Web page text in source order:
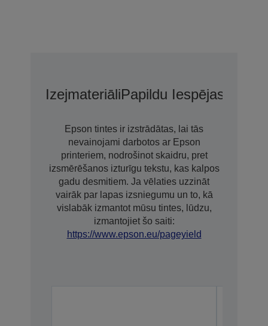
IzejmateriāliPapildu Iespējas
Epson tintes ir izstrādātas, lai tās
nevainojami darbotos ar Epson
printeriem, nodrošinot skaidru, pret
izsmērēšanos izturīgu tekstu, kas kalpos
gadu desmitiem. Ja vēlaties uzzināt
vairāk par lapas izsniegumu un to, kā
vislabāk izmantot mūsu tintes, lūdzu,
izmantojiet šo saiti:
https://www.epson.eu/pageyield